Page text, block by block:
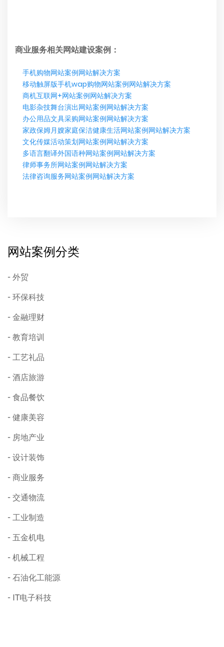
商业服务相关网站建设案例：
手机购物网站案例网站解决方案
移动触屏版手机wap购物网站案例网站解决方案
商机互联网+网站案例网站解决方案
电影杂技舞台演出网站案例网站解决方案
办公用品文具采购网站案例网站解决方案
家政保姆月嫂家庭保洁健康生活网站案例网站解决方案
文化传媒活动策划网站案例网站解决方案
多语言翻译外国语种网站案例网站解决方案
律师事务所网站案例网站解决方案
法律咨询服务网站案例网站解决方案
网站案例分类
外贸
环保科技
金融理财
教育培训
工艺礼品
酒店旅游
食品餐饮
健康美容
房地产业
设计装饰
商业服务
交通物流
工业制造
五金机电
机械工程
石油化工能源
IT电子科技